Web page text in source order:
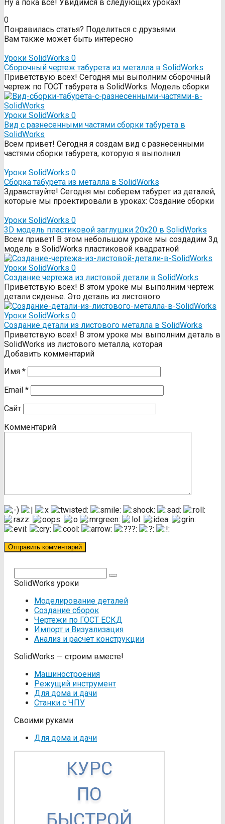
Ну а пока все! Увидимся в следующих уроках!
0
Понравилась статья? Поделиться с друзьями:
Вам также может быть интересно
Уроки SolidWorks 0
Сборочный чертеж табурета из металла в SolidWorks
Приветствую всех! Сегодня мы выполним сборочный
чертеж по ГОСТ табурета в SolidWorks. Модель сборки
Уроки SolidWorks 0
Вид с разнесенными частями сборки табурета в
SolidWorks
Всем привет! Сегодня я создам вид с разнесенными
частями сборки табурета, которую я выполнил
Уроки SolidWorks 0
Сборка табурета из металла в SolidWorks
Здравствуйте! Сегодня мы соберем табурет из деталей,
которые мы проектировали в уроках: Создание сборки
Уроки SolidWorks 0
3D модель пластиковой заглушки 20х20 в SolidWorks
Всем привет! В этом небольшом уроке мы создадим 3д
модель в SolidWorks пластиковой квадратной
Уроки SolidWorks 0
Создание чертежа из листовой детали в SolidWorks
Приветствую всех! В этом уроке мы выполним чертеж
детали сиденье. Это деталь из листового
Уроки SolidWorks 0
Создание детали из листового металла в SolidWorks
Приветствую всех! В этом уроке мы выполним деталь в
SolidWorks из листового металла, которая
Добавить комментарий
Имя *
Email *
Сайт
Комментарий
SolidWorks уроки
Моделирование деталей
Создание сборок
Чертежи по ГОСТ ЕСКД
Импорт и Визуализация
Анализ и расчет конструкции
SolidWorks — строим вместе!
Машиностроения
Режущий инструмент
Для дома и дачи
Станки с ЧПУ
Своими руками
Для дома и дачи